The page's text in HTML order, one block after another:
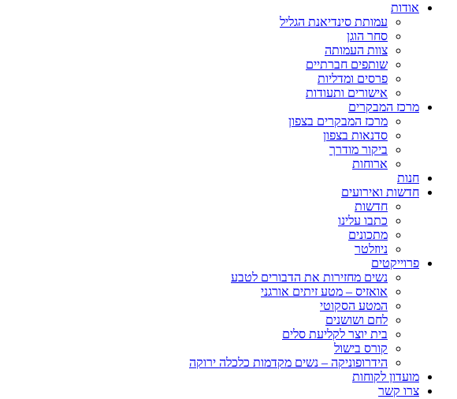
אודות
עמותת סינדיאנת הגליל
סחר הוגן
צוות העמותה
שותפים חברתיים
פרסים ומדליות
אישורים ותעודות
מרכז המבקרים
מרכז המבקרים בצפון
סדנאות בצפון
ביקור מודרך
ארוחות
חנות
חדשות ואירועים
חדשות
כתבו עלינו
מתכונים
ניוזלטר
פרוייקטים
נשים מחזירות את הדבורים לטבע
אואזיס – מטע זיתים אורגני
המטע הסקוטי
לחם ושושנים
בית יוצר לקליעת סלים
קורס בישול
הידרופוניקה – נשים מקדמות כלכלה ירוקה
מועדון לקוחות
צרו קשר